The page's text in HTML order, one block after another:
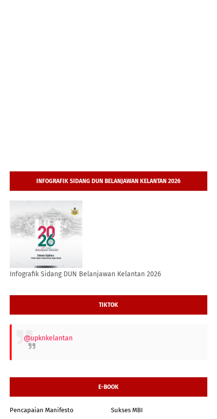
INFOGRAFIK SIDANG DUN BELANJAWAN KELANTAN 2026
Infografik Sidang DUN Belanjawan Kelantan 2026
TIKTOK
@upknkelantan
E-BOOK
Pencapaian Manifesto Sukses MBI